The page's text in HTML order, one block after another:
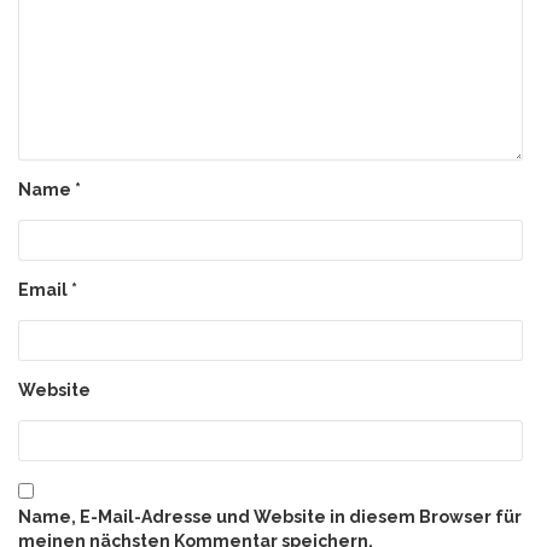
Name *
Email *
Website
Name, E-Mail-Adresse und Website in diesem Browser für
meinen nächsten Kommentar speichern.